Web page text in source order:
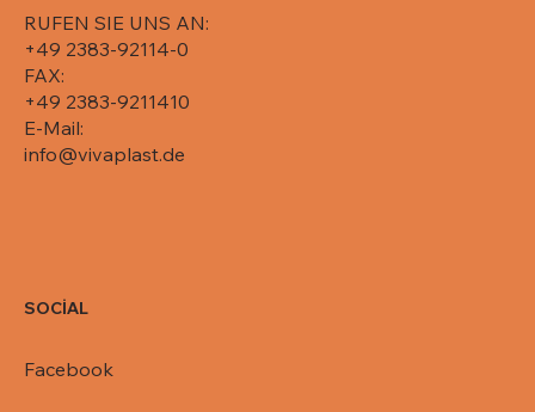
RUFEN SIE UNS AN:
+49 2383-92114-0
FAX:
+49 2383-9211410
E-Mail:
info@vivaplast.de
SOCİAL
Facebook